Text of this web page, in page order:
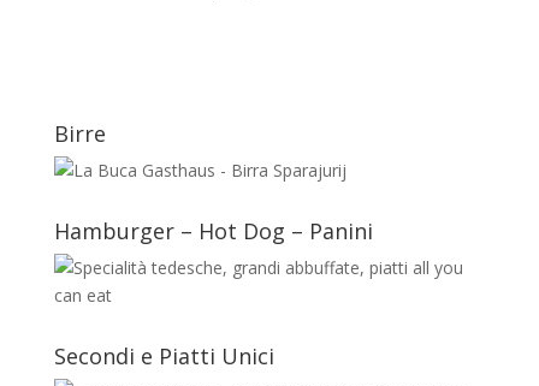
Birre
Hamburger – Hot Dog – Panini
Secondi e Piatti Unici